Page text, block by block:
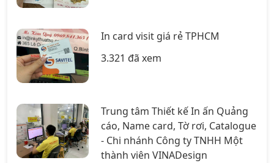
In card visit giá rẻ TPHCM
3.321 đã xem
Trung tâm Thiết kế In ấn Quảng
cáo, Name card, Tờ rơi, Catalogue
- Chi nhánh Công ty TNHH Một
thành viên VINADesign